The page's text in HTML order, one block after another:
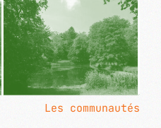
Les communautés